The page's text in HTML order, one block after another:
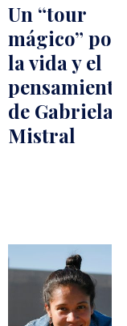
Un “tour
mágico” por
la vida y el
pensamiento
de Gabriela
Mistral